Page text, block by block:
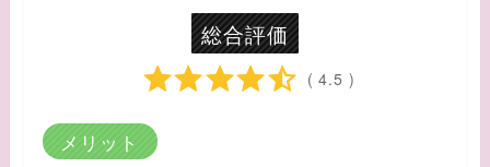
総合評価
( 4.5 )
メリット